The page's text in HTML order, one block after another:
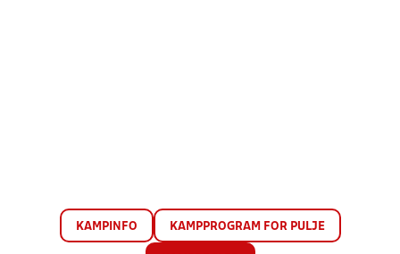
KAMPINFO KAMPPROGRAM FOR PULJE